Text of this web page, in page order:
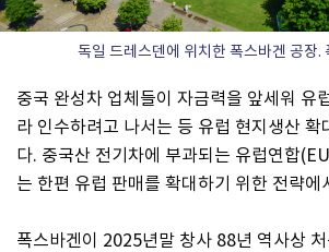
독일 드레스덴에 위치한 폭스바겐 공장.
중국 완성차 업체들이 자금력을 앞세워 유
라 인수하려고 나서는 등 유럽 현지생산 확
다. 중국산 전기차에 부과되는 유럽연합
는 한편 유럽 판매를 확대하기 위한 전략에
폭스바겐이 2025년말 창사 88년 역사상